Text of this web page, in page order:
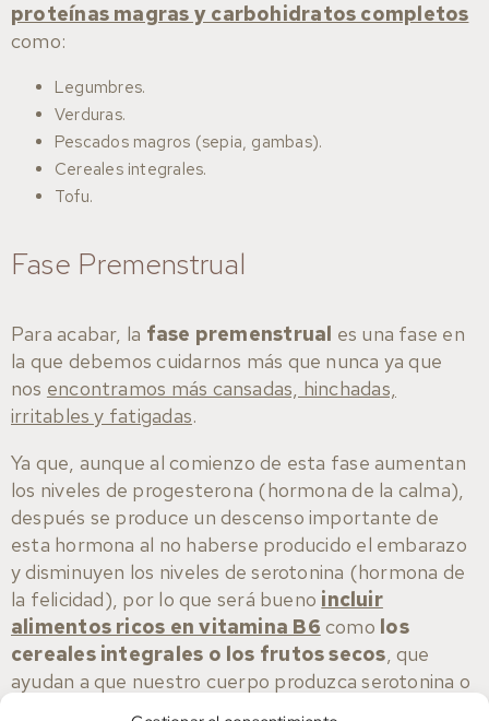
proteínas magras y carbohidratos completos
como:
Legumbres.
Verduras.
Pescados magros (sepia, gambas).
Cereales integrales.
Tofu.
Fase Premenstrual
Para acabar, la fase premenstrual es una fase en
la que debemos cuidarnos más que nunca ya que
nos encontramos más cansadas, hinchadas,
irritables y fatigadas.
Ya que, aunque al comienzo de esta fase aumentan
los niveles de progesterona (hormona de la calma),
después se produce un descenso importante de
esta hormona al no haberse producido el embarazo
y disminuyen los niveles de serotonina (hormona de
la felicidad), por lo que será bueno incluir
alimentos ricos en vitamina B6 como los
cereales integrales o los frutos secos, que
ayudan a que nuestro cuerpo produzca serotonina o